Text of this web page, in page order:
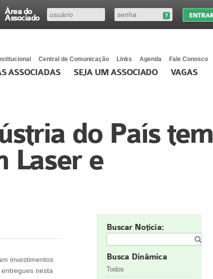
Área do
Associado
Central de Comunicação Links Agenda Fale Conosco
ASSOCIADAS SEJA UM ASSOCIADO VAGAS
do País tem
Laser e
investimentos
nesta
Buscar Notícia:
Busca Dinâmica
Todos